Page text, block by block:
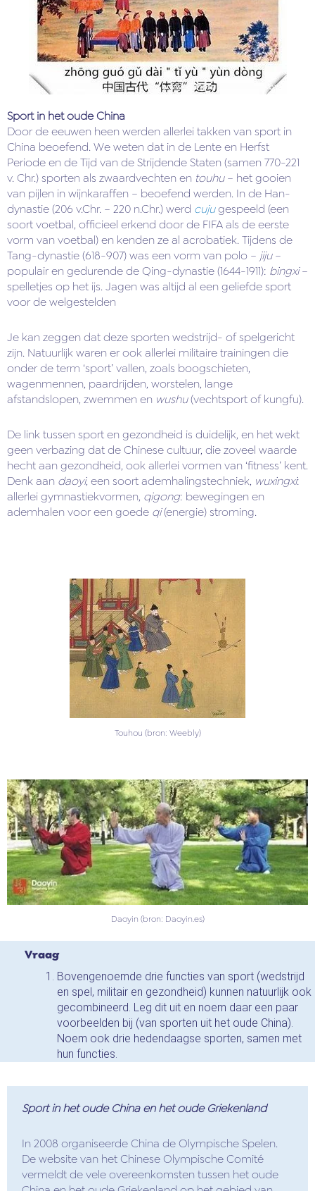
Sport in het oude China
Door de eeuwen heen werden allerlei takken van sport in
China beoefend. We weten dat in de Lente en Herfst
Periode en de Tijd van de Strijdende Staten (samen 770-221
v. Chr.) sporten als zwaardvechten en touhu– het gooien
van pijlen in wijnkaraffen – beoefend werden. In de Han-
dynastie (206 v.Chr. – 220 n.Chr.) werd cujugespeeld (een
soort voetbal, officieel erkend door de FIFA als de eerste
vorm van voetbal) en kenden ze al acrobatiek. Tijdens de
Tang-dynastie (618-907) was een vorm van polo – jiju–
populair en gedurende de Qing-dynastie (1644-1911): bingxi–
spelletjes op het ijs. Jagen was altijd al een geliefde sport
voor de welgestelden
Je kan zeggen dat deze sporten wedstrijd- of spelgericht
zijn. Natuurlijk waren er ook allerlei militaire trainingen die
onder de term ‘sport’ vallen, zoals boogschieten,
wagenmennen, paardrijden, worstelen, lange
afstandslopen, zwemmen en wushu(vechtsport of kungfu).
De link tussen sport en gezondheid is duidelijk, en het wekt
geen verbazing dat de Chinese cultuur, die zoveel waarde
hecht aan gezondheid, ook allerlei vormen van ‘fitness’ kent.
Denk aan daoyi, een soort ademhalingstechniek, wuxingxi:
allerlei gymnastiekvormen, qigong: bewegingen en
ademhalen voor een goede qi(energie) stroming.
Touhou (bron: Weebly)
Daoyin (bron: Daoyin.es)
Vraag
Bovengenoemde drie functies van sport (wedstrijd
en spel, militair en gezondheid) kunnen natuurlijk ook
gecombineerd. Leg dit uit en noem daar een paar
voorbeelden bij (van sporten uit het oude China).
Noem ook drie hedendaagse sporten, samen met
hun functies.
Sport in het oude China en het oude Griekenland
In 2008 organiseerde China de Olympische Spelen.
De website van het Chinese Olympische Comité
vermeldt de vele overeenkomsten tussen het oude